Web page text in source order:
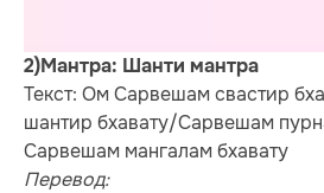
2)Мантра: Шанти мантра
Текст: Ом Сарвешам свастир
шантир бхавату/Сарвешам
Сарвешам мангалам бхавату
Перевод: